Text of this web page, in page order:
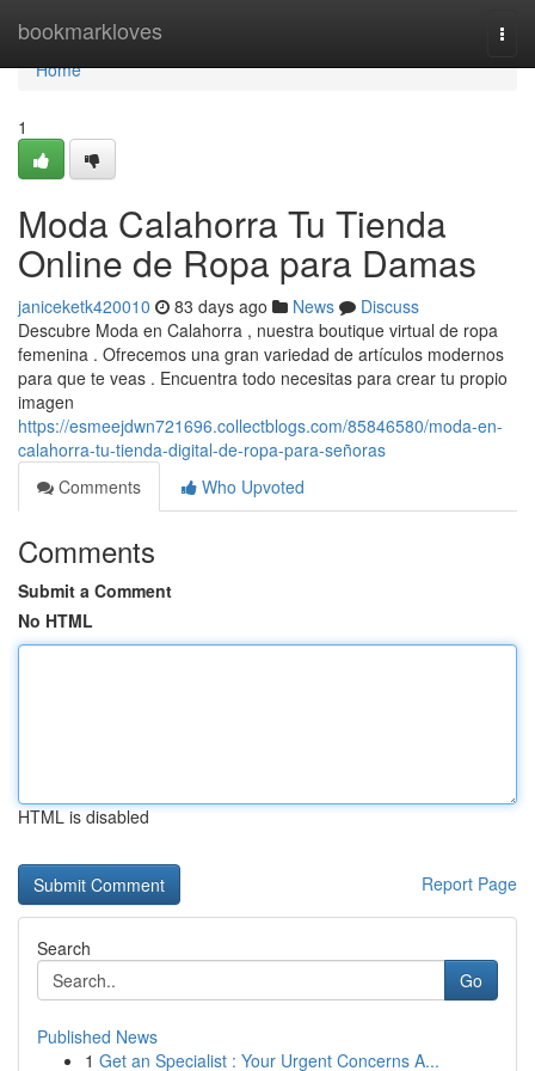
bookmarkloves
Home
Home
1
Moda Calahorra Tu Tienda
Online de Ropa para Damas
janiceketk420010 83 days ago News
Discuss
Descubre Moda en Calahorra , nuestra boutique virtual de ropa
femenina . Ofrecemos una gran variedad de artículos modernos
para que te veas . Encuentra todo necesitas para crear tu propio
imagen
https://esmeejdwn721696.collectblogs.com/85846580/moda-en-
calahorra-tu-tienda-digital-de-ropa-para-señoras
Comments
Who Upvoted
Comments
Submit a Comment
No HTML
HTML is disabled
Report Page
Search
Go
Published News
1 Get an Specialist : Your Urgent Concerns A...